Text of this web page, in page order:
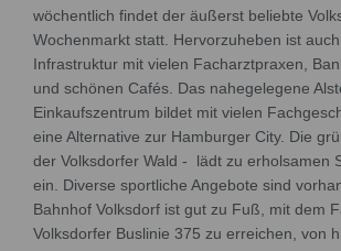
wöchentlich findet der äußerst beliebte
Wochenmarkt statt. Hervorzuheben ist
Infrastruktur mit vielen Facharztpraxen,
und schönen Cafés. Das nahegelegene
Einkaufszentrum bildet mit vielen
eine Alternative zur Hamburger City. Die
der Volksdorfer Wald - lädt zu erholsamen
ein. Diverse sportliche Angebote sind
Bahnhof Volksdorf ist gut zu Fuß, mit dem
Volksdorfer Buslinie 375 zu erreichen, von